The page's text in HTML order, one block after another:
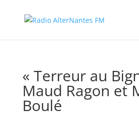
« Terreur au
Maud Ragon et
Boulé